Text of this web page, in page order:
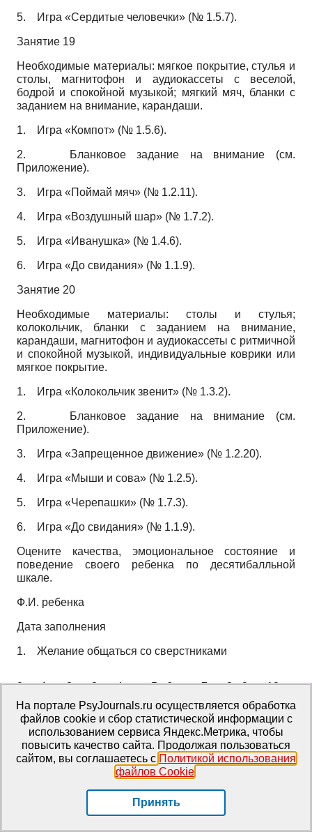
5. Игра «Сердитые человечки» (№ 1.5.7).
Занятие 19
Необходимые материалы: мягкое покрытие, стулья и
столы, магнитофон и аудиокассеты с веселой,
бодрой и спокойной музыкой; мягкий мяч, бланки с
заданием на внимание, карандаши.
1. Игра «Компот» (№ 1.5.6).
2.
Бланковое задание на внимание (см.
Приложение).
3. Игра «Поймай мяч» (№ 1.2.11).
4. Игра «Воздушный шар» (№ 1.7.2).
5. Игра «Иванушка» (№ 1.4.6).
6. Игра «До свидания» (№ 1.1.9).
Занятие 20
Необходимые материалы: столы и стулья;
колокольчик, бланки с заданием на внимание,
карандаши, магнитофон и аудиокассеты с ритмичной
и спокойной музыкой, индивидуальные коврики или
мягкое покрытие.
1. Игра «Колокольчик звенит» (№ 1.3.2).
2.
Бланковое задание на внимание (см.
Приложение).
3. Игра «Запрещенное движение» (№ 1.2.20).
4. Игра «Мыши и сова» (№ 1.2.5).
5. Игра «Черепашки» (№ 1.7.3).
6. Игра «До свидания» (№ 1.1.9).
Оцените качества, эмоциональное состояние и
поведение своего ребенка по десятибалльной
шкале.
Ф.И. ребенка
Дата заполнения
1. Желание общаться со сверстниками
0 1 2 3 4 5 6 7 8 9 10
2. Умение познакомиться, завязать отношения
5 6
На портале PsyJournals.ru осуществляется обработка
файлов cookie и сбор статистической информации с
использованием сервиса Яндекс.Метрика, чтобы
повысить качество сайта. Продолжая пользоваться
сайтом, вы соглашаетесь с Политикой использования
файлов Cookie.
Принять